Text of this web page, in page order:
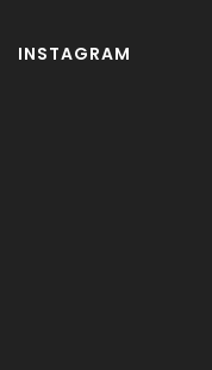
INSTAGRAM